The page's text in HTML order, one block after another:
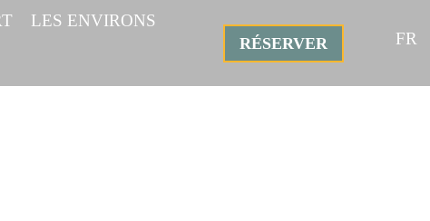
LES ENVIRONS
RÉSERVER FR